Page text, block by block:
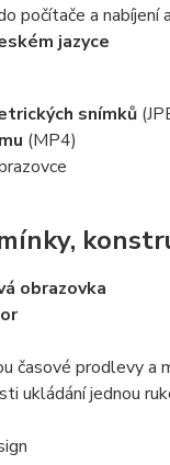
počítače a
jazyce
snímků
(MP4)
obrazovka
časové prodlevy a
ukládání jednou